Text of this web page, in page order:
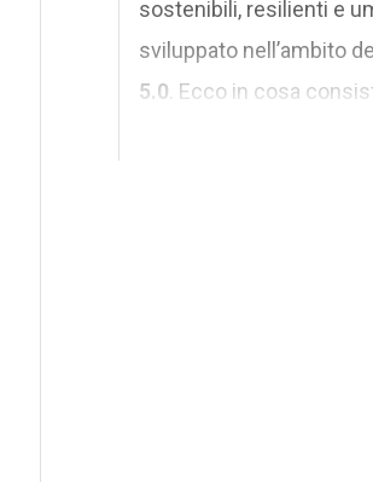
sostenibili, resilienti e
sviluppato nell’ambito
5.0. Ecco in cosa